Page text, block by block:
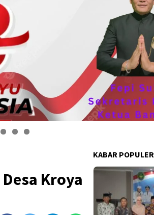
mengucapkan selamat kemerdekaan ke 78
Kroya
KABAR POPULER